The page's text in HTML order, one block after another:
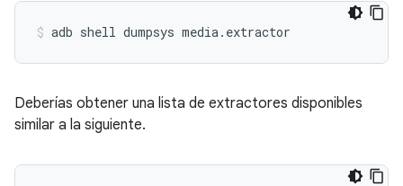
adb shell dumpsys media.extractor
Deberías obtener una lista de extractores disponibles
similar a la siguiente.